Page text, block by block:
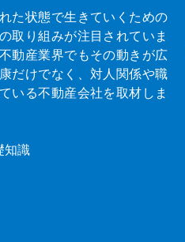
た状態で生きていくための
取り組みが注目されていま
動産業界でもその動きが広
だけでなく、対人関係や職
いる不動産会社を取材しま
知識